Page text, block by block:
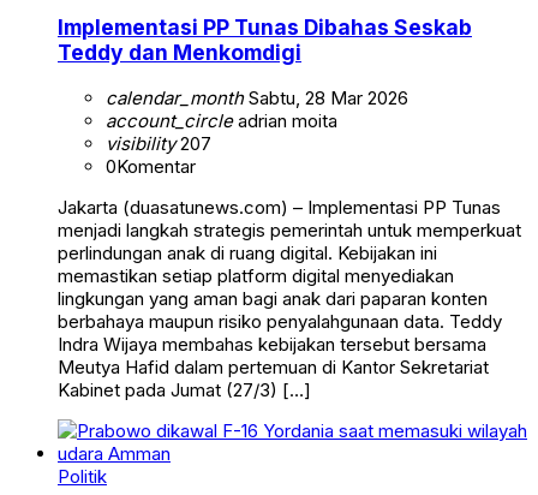
Implementasi PP Tunas Dibahas Seskab
Teddy dan Menkomdigi
calendar_monthSabtu, 28 Mar 2026
account_circleadrian moita
visibility207
0Komentar
Jakarta (duasatunews.com) – Implementasi PP Tunas
menjadi langkah strategis pemerintah untuk memperkuat
perlindungan anak di ruang digital. Kebijakan ini
memastikan setiap platform digital menyediakan
lingkungan yang aman bagi anak dari paparan konten
berbahaya maupun risiko penyalahgunaan data. Teddy
Indra Wijaya membahas kebijakan tersebut bersama
Meutya Hafid dalam pertemuan di Kantor Sekretariat
Kabinet pada Jumat (27/3) […]
Politik